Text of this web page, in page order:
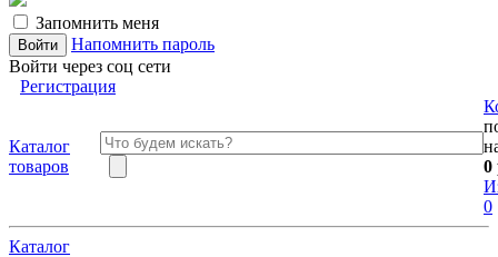
Запомнить меня
Напомнить пароль
Войти через соц сети
Регистрация
Каталог
товаров
0
0
Каталог